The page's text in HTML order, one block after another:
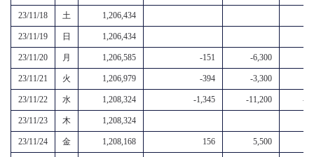
23/11/18 土 1,206,434
23/11/19 日 1,206,434
23/11/20 月 1,206,585 -151 -6,300
23/11/21 火 1,206,979 -394 -3,300
23/11/22 水 1,208,324 -1,345 -11,200 -
23/11/23 木 1,208,324
23/11/24 金 1,208,168 156 5,500